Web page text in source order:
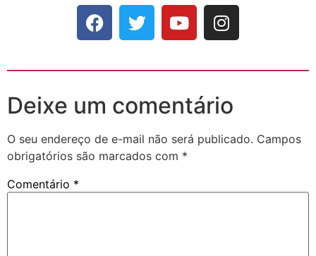
Deixe um comentário
O seu endereço de e-mail não será publicado. Campos
obrigatórios são marcados com *
Comentário *